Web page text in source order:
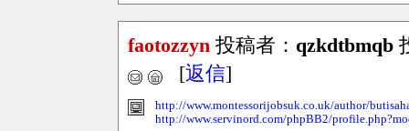
faotozzyn 投稿者： qzkdtbmqb
[返信]
http://www.montessorijobsuk.co.uk/author/
http://www.servinord.com/phpBB2/